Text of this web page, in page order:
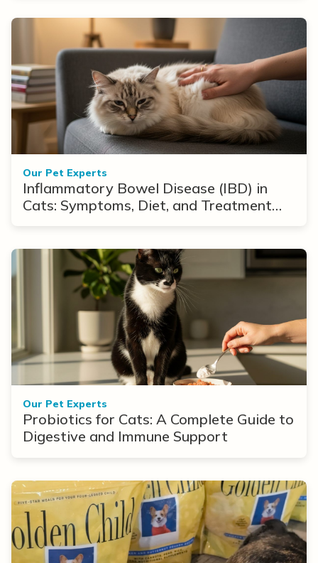
Our Pet Experts
Inflammatory Bowel Disease (IBD) in
Cats: Symptoms, Diet, and Treatment
Our Pet Experts
Probiotics for Cats: A Complete Guide to
Digestive and Immune Support